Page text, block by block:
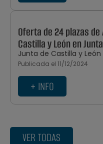
Oferta de 24 plazas
Castilla y León en
Junta de Castilla y León
Publicada el 11/12/2024
+ INFO
VER TODAS